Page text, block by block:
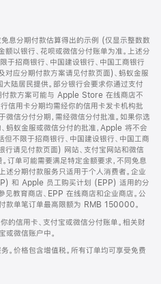
息分期付款估算得出的示例 (仅显示整数数
额以银行、花呗或微信分付账单为准。上述分
招商银行、中国建设银行、中国工商银行
对应分期付款方案请见付款页面)、蚂蚁金服
陆居民提供。部分银行会要求你通过支付
款方案可能与 Apple Store 在线商店不
信用卡分期均需经你的信用卡发卡机构批
微信分付分期，需经微信分付批准。如果你选
蚂蚁金服或微信分付的批准，Apple 将不会
不限于招商银行、中国建设银行、中国工商
行请见付款页面) 网站、支付宝网站和微信
订单可能需要满足特定金额要求，不同免息
述分期付款服务只适用于个人消费者。企业
和 Apple 员工购买计划 (EPP) 适用的分
见教育商店、EPP 在线商店和企业商店。公
款单笔订单最高限额为 RMB 150000。
的信用卡、支付宝或微信分付账单。相关财
或微信账户中。
。价格包含增值税。所有订单均可享受免费